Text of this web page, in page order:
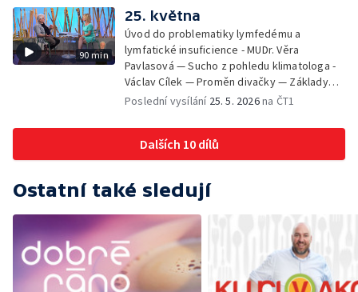
Schneiderová — Colours of Ostrava - Filip
Košťálek a Jan Vojtko — Tajemství křišťálové
planety - Jan Maxián, Petr Horák a Adélka
Hesová — Český svaz ochránců přírody - Eva
Šrailová
90 min
25. května
Úvod do problematiky lymfedému a
lymfatické insuficience - MUDr. Věra
Pavlasová — Sucho z pohledu klimatologa -
Václav Cílek — Proměn divačky — Základy
bezpečnosti dětí na inline bruslích - Petr
Zooterapie - praktické využití - Linda
Tinková — Pražské jaro - Klára Boudalová,
Marko Ivanović
Poslední vysílání 25. 5. 2026na ČT1
Dalších 10 dílů
Ostatní také sledují